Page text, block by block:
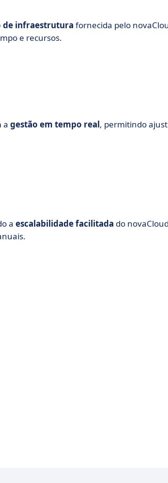
de infraestrutura fornecida pelo
e recursos.
a gestão em tempo real, permitindo
a escalabilidade facilitada do